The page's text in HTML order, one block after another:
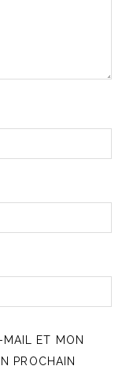
MAIL ET MON
PROCHAIN